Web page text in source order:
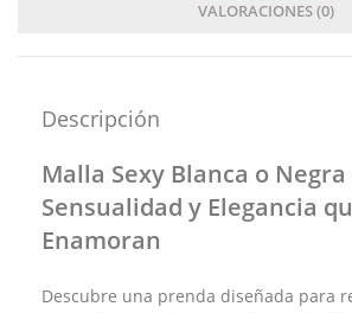
VALORACIONES (0)
Descripción
Malla Sexy Blanca o Negra
Sensualidad y Elegancia
Enamoran
Descubre una prenda diseñada para